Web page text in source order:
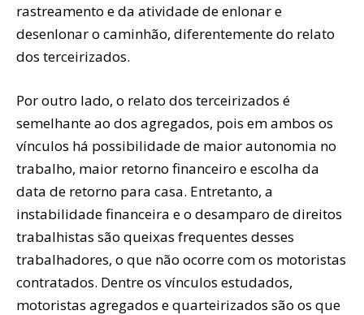
rastreamento e da atividade de enlonar e
desenlonar o caminhão, diferentemente do relato
dos terceirizados.
Por outro lado, o relato dos terceirizados é
semelhante ao dos agregados, pois em ambos os
vínculos há possibilidade de maior autonomia no
trabalho, maior retorno financeiro e escolha da
data de retorno para casa. Entretanto, a
instabilidade financeira e o desamparo de direitos
trabalhistas são queixas frequentes desses
trabalhadores, o que não ocorre com os motoristas
contratados. Dentre os vínculos estudados,
motoristas agregados e quarteirizados são os que